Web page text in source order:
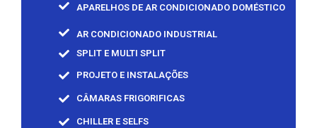
APARELHOS DE AR CONDICIONADO DOMÉSTICO
AR CONDICIONADO INDUSTRIAL
SPLIT E MULTI SPLIT
PROJETO E INSTALAÇÕES
CÂMARAS FRIGORIFICAS
CHILLER E SELFS